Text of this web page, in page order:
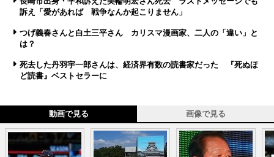
訴え「愛があれば 戦争なんか起こりません」
つげ義春さんと白土三平さん カリスマ漫画家、二人の「違い」と
は？
死去した丹羽宇一郎さんは、経済界有数の読書家だった 『死ぬほ
ど読書』ベストセラーに
動画で見る 画像で見る